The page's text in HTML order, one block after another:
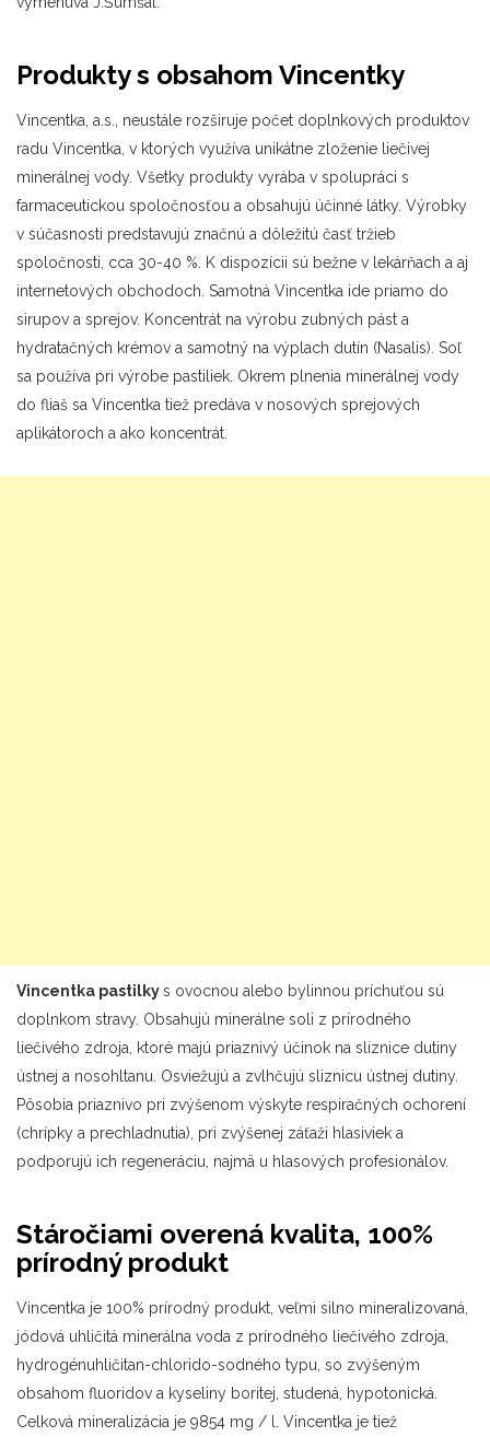
Produkty s obsahom Vincentky
Vincentka, a.s., neustále rozširuje počet doplnkových produktov
radu Vincentka, v ktorých využíva unikátne zloženie liečivej
minerálnej vody. Všetky produkty vyrába v spolupráci s
farmaceutickou spoločnosťou a obsahujú účinné látky. Výrobky
v súčasnosti predstavujú značnú a dôležitú časť tržieb
spoločnosti, cca 30-40 %. K dispozícii sú bežne v lekárňach a aj
internetových obchodoch. Samotná Vincentka ide priamo do
sirupov a sprejov. Koncentrát na výrobu zubných pást a
hydratačných krémov a samotný na výplach dutín (Nasalis). Soľ
sa používa pri výrobe pastiliek. Okrem plnenia minerálnej vody
do fliaš sa Vincentka tiež predáva v nosových sprejových
aplikátoroch a ako koncentrát.
Vincentka pastilkys ovocnou alebo bylinnou príchuťou sú
doplnkom stravy. Obsahujú minerálne soli z prírodného
liečivého zdroja, ktoré majú priaznivý účinok na sliznice dutiny
ústnej a nosohltanu. Osviežujú a zvlhčujú sliznicu ústnej dutiny.
Pôsobia priaznivo pri zvýšenom výskyte respiračných ochorení
(chrípky a prechladnutia), pri zvýšenej záťaži hlasiviek a
podporujú ich regeneráciu, najmä u hlasových profesionálov.
Stáročiami overená kvalita, 100%
prírodný produkt
Vincentka je 100% prírodný produkt, veľmi silno mineralizovaná,
jódová uhličitá minerálna voda z prírodného liečivého zdroja,
hydrogénuhličitan-chlorido-sodného typu, so zvýšeným
obsahom fluoridov a kyseliny boritej, studená, hypotonická.
Celková mineralizácia je 9854 mg / l. Vincentka je tiež